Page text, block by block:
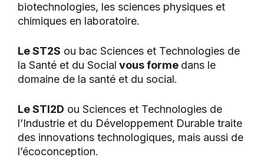
biotechnologies, les sciences physiques et
chimiques en laboratoire.
Le ST2S ou bac Sciences et Technologies de
la Santé et du Social vous forme dans le
domaine de la santé et du social.
Le STI2D ou Sciences et Technologies de
l’Industrie et du Développement Durable traite
des innovations technologiques, mais aussi de
l’écoconception.